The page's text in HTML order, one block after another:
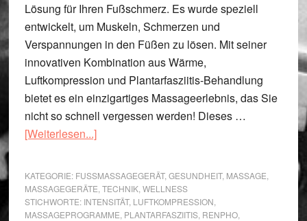
Lösung für Ihren Fußschmerz. Es wurde speziell
entwickelt, um Muskeln, Schmerzen und
Verspannungen in den Füßen zu lösen. Mit seiner
innovativen Kombination aus Wärme,
Luftkompression und Plantarfasziitis-Behandlung
bietet es ein einzigartiges Massageerlebnis, das Sie
nicht so schnell vergessen werden! Dieses …
[Weiterlesen...]ÜberRENPHO
Ihr
HomeOffice
KATEGORIE: FUSSMASSAGEGERÄT , GESUNDHEIT, MASSAGE
MASSAGEGERÄTE TECHNIK, WELLNESS
STICHWORTE: INTENSITÄT, LUFTKOMPRESSION
MASSAGEPROGRAMME PLANTARFASZIITIS, RENPHO,